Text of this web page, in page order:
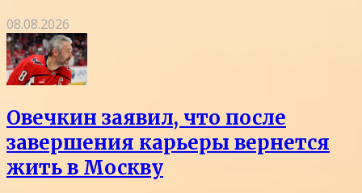
08.08.2026
Овечкин заявил, что после
завершения карьеры вернется
жить в Москву